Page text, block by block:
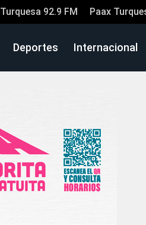
Turquesa 92.9 FM Paax
Deportes Internacional